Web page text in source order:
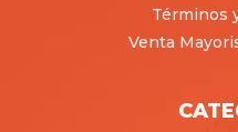
Términos
Venta